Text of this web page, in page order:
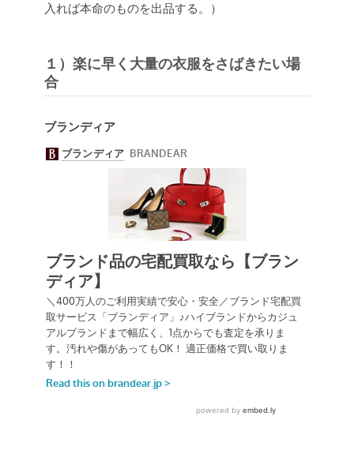
入れば本命のものを出品する。）
１）楽に早く大量の衣服をさばきたい場
合
ブランディア